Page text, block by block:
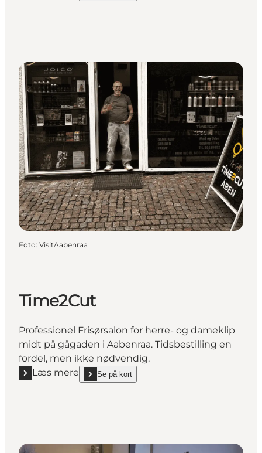
Foto: VisitAabenraa
Time2Cut
Professionel Frisørsalon for herre- og dameklip
midt på gågaden i Aabenraa. Tidsbestilling en
fordel, men ikke nødvendig.
Læs mere
Læs mere "Time2Cut"
Se på kort
show Time2Cut on_map